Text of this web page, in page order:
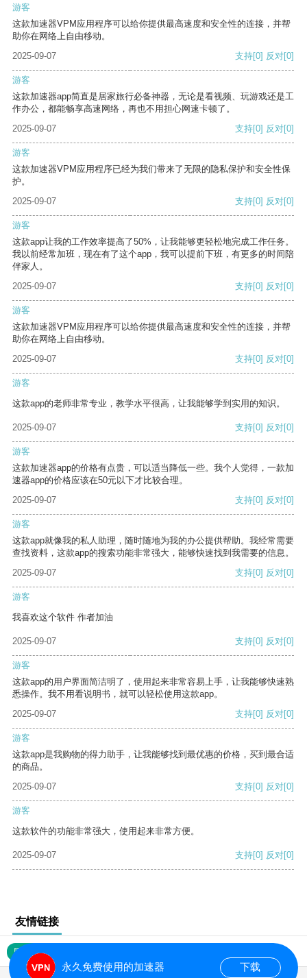
游客
这款加速器VPM应用程序可以给你提供最高速度和安全性的连接，并帮
助你在网络上自由移动。
2025-09-07
支持[0] 反对[0]
游客
这款加速器app简直是居家旅行必备神器，无论是看视频、玩游戏还是工
作办公，都能畅享高速网络，再也不用担心网速卡顿了。
2025-09-07
支持[0] 反对[0]
游客
这款加速器VPM应用程序已经为我们带来了无限的隐私保护和安全性保
护。
2025-09-07
支持[0] 反对[0]
游客
这款app让我的工作效率提高了50%，让我能够更轻松地完成工作任务。
我以前经常加班，现在有了这个app，我可以提前下班，有更多的时间陪
伴家人。
2025-09-07
支持[0] 反对[0]
游客
这款加速器VPM应用程序可以给你提供最高速度和安全性的连接，并帮
助你在网络上自由移动。
2025-09-07
支持[0] 反对[0]
游客
这款app的老师非常专业，教学水平很高，让我能够学到实用的知识。
2025-09-07 支持[0] 反对[0]
游客
这款加速器app的价格有点贵，可以适当降低一些。我个人觉得，一款加
速器app的价格应该在50元以下才比较合理。
2025-09-07
支持[0] 反对[0]
游客
这款app就像我的私人助理，随时随地为我的办公提供帮助。我经常需要
查找资料，这款app的搜索功能非常强大，能够快速找到我需要的信息。
2025-09-07
支持[0] 反对[0]
游客
我喜欢这个软件 作者加油
2025-09-07 支持[0] 反对[0]
游客
这款app的用户界面简洁明了，使用起来非常容易上手，让我能够快速熟
悉操作。我不用看说明书，就可以轻松使用这款app。
2025-09-07
支持[0] 反对[0]
游客
这款app是我购物的得力助手，让我能够找到最优惠的价格，买到最合适
的商品。
2025-09-07
支持[0] 反对[0]
游客
这款软件的功能非常强大，使用起来非常方便。
2025-09-07 支持[0] 反对[0]
友情链接
网站地图
永久免费使用的加速器 下载